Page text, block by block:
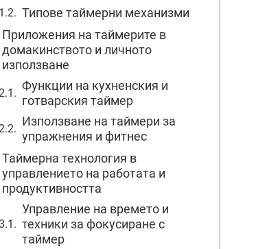
Типове таймерни механизми
Приложения на таймерите в
домакинството и личното
използване
Функции на кухненския и
готварския таймер
Използване на таймери за
упражнения и фитнес
Таймерна технология в
управлението на работата и
продуктивността
Управление на времето и
техники за фокусиране с
таймер